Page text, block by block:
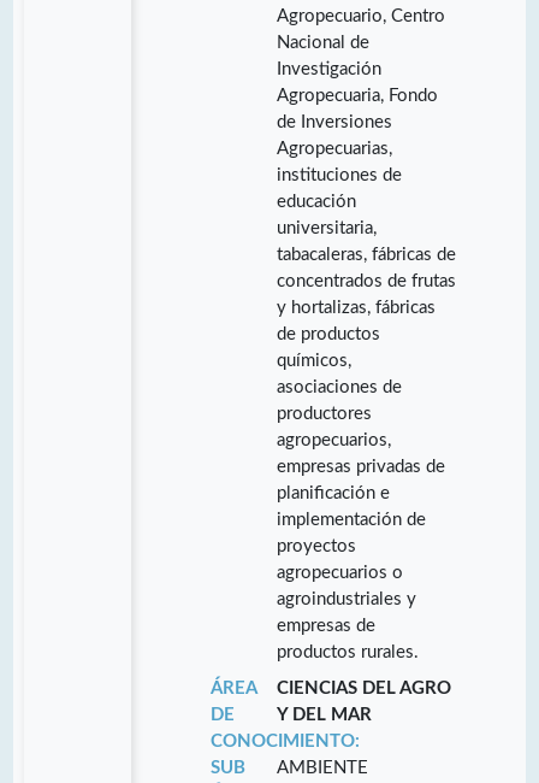
Agropecuario, Centro
Nacional de
Investigación
Agropecuaria, Fondo
de Inversiones
Agropecuarias,
instituciones de
educación
universitaria,
tabacaleras, fábricas de
concentrados de frutas
y hortalizas, fábricas
de productos
químicos,
asociaciones de
productores
agropecuarios,
empresas privadas de
planificación e
implementación de
proyectos
agropecuarios o
agroindustriales y
empresas de
productos rurales.
ÁREA
DE
CONOCIMIENTO:
CIENCIAS DEL AGRO
Y DEL MAR
SUB
AMBIENTE